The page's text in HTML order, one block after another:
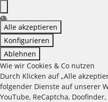
Alle akzeptieren
Konfigurieren
Ablehnen
Wie wir Cookies & Co nutzen
Durch Klicken auf „Alle
folgender Dienste auf unserer
YouTube, ReCaptcha,